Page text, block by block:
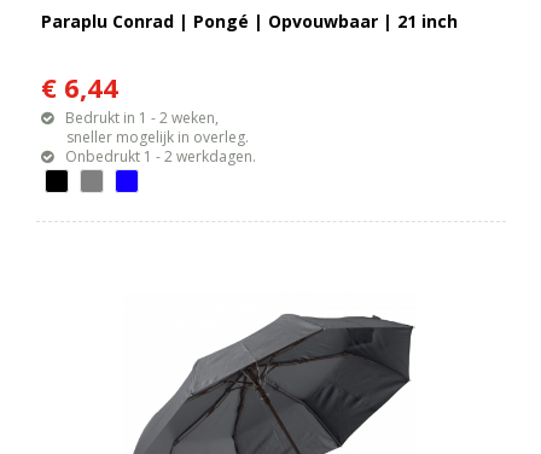
Paraplu Conrad | Pongé | Opvouwbaar | 21 inch
€ 6,44
Bedrukt in 1 - 2 weken,
sneller mogelijk in overleg.
Onbedrukt 1 - 2 werkdagen.